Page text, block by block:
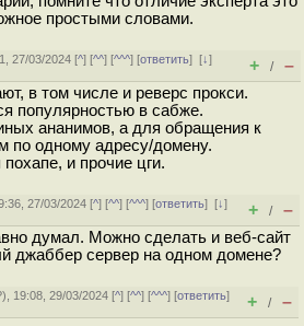
простыми словами.
27/03/2024 [^] [^^] [^^^] [ответить][↓]
+ / –
в том числе и реверс прокси.
популярностью в сабже.
ананимов, а для обращения к
по одному адресу/домену.
и прочие цги.
27/03/2024 [^] [^^] [^^^] [ответить][↓]
+ / –
думал. Можно сделать и веб-сайт
джаббер сервер на одном домене?
), 19:08, 29/03/2024 [^] [^^] [^^^] [ответить]
+ / –